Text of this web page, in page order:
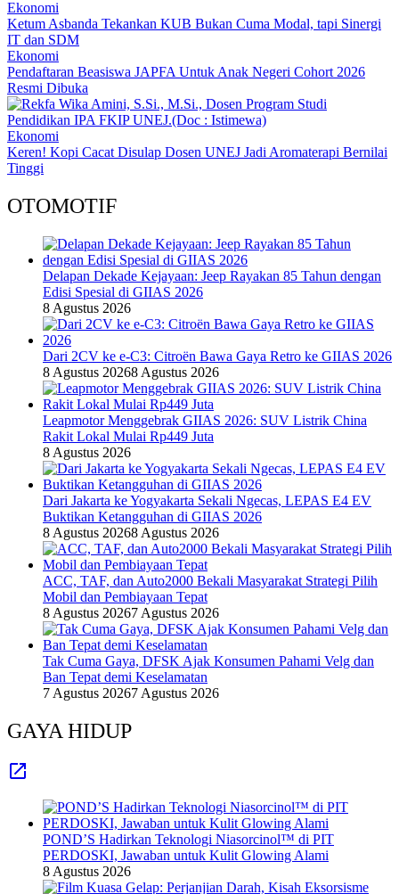
Ekonomi
Ketum Asbanda Tekankan KUB Bukan Cuma Modal, tapi Sinergi
IT dan SDM
Ekonomi
Pendaftaran Beasiswa JAPFA Untuk Anak Negeri Cohort 2026
Resmi Dibuka
Ekonomi
Keren! Kopi Cacat Disulap Dosen UNEJ Jadi Aromaterapi Bernilai
Tinggi
OTOMOTIF
Delapan Dekade Kejayaan: Jeep Rayakan 85 Tahun dengan
Edisi Spesial di GIIAS 2026
8 Agustus 2026
Dari 2CV ke e-C3: Citroën Bawa Gaya Retro ke GIIAS 2026
8 Agustus 20268 Agustus 2026
Leapmotor Menggebrak GIIAS 2026: SUV Listrik China
Rakit Lokal Mulai Rp449 Juta
8 Agustus 2026
Dari Jakarta ke Yogyakarta Sekali Ngecas, LEPAS E4 EV
Buktikan Ketangguhan di GIIAS 2026
8 Agustus 20268 Agustus 2026
ACC, TAF, dan Auto2000 Bekali Masyarakat Strategi Pilih
Mobil dan Pembiayaan Tepat
8 Agustus 20267 Agustus 2026
Tak Cuma Gaya, DFSK Ajak Konsumen Pahami Velg dan
Ban Tepat demi Keselamatan
7 Agustus 20267 Agustus 2026
GAYA HIDUP
POND’S Hadirkan Teknologi Niasorcinol™ di PIT
PERDOSKI, Jawaban untuk Kulit Glowing Alami
8 Agustus 2026